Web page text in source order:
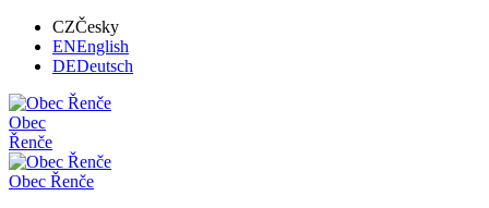
CZČesky
ENEnglish
DEDeutsch
Obec
Řenče
Obec Řenče